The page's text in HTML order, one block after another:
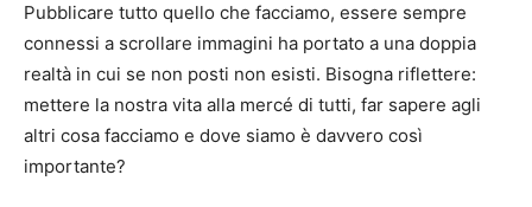
Pubblicare tutto quello che facciamo, essere sempre
connessi a scrollare immagini ha portato a una doppia
realtà in cui se non posti non esisti. Bisogna riflettere:
mettere la nostra vita alla mercé di tutti, far sapere agli
altri cosa facciamo e dove siamo è davvero così
importante?